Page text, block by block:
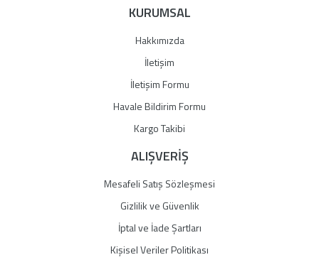
Ürün fiyatı diğer sitelerden daha pahalı.
Gönder
KURUMSAL
Hakkımızda
İletişim
İletişim Formu
Havale Bildirim Formu
Kargo Takibi
ALIŞVERİŞ
Mesafeli Satış Sözleşmesi
Gizlilik ve Güvenlik
İptal ve İade Şartları
Kişisel Veriler Politikası